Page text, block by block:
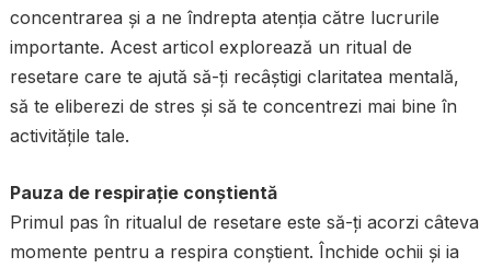
concentrarea și a ne îndrepta atenția către lucrurile
importante. Acest articol explorează un ritual de
resetare care te ajută să-ți recâștigi claritatea mentală,
să te eliberezi de stres și să te concentrezi mai bine în
activitățile tale.
Pauza de respirație conștientă
Primul pas în ritualul de resetare este să-ți acorzi câteva
momente pentru a respira conștient. Închide ochii și ia